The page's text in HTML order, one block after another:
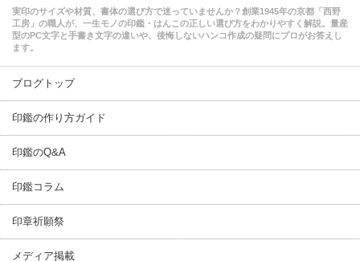
実印のサイズや材質、書体の選び方で迷っていませんか？創業1945年の京都「西野
工房」の職人が、一生モノの印鑑・はんこの正しい選び方をわかりやすく解説。量産
型のPC文字と手書き文字の違いや、後悔しないハンコ作成の疑問にプロがお答えし
ます。
ブログトップ
印鑑の作り方ガイド
印鑑のQ&A
印鑑コラム
印章祈願祭
メディア掲載